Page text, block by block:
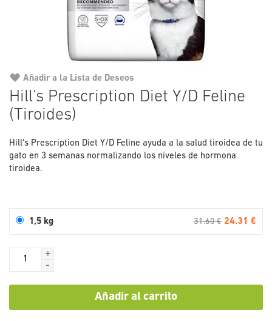
Hill's Prescription Diet Y/D Feline
(Tiroides)
Hill's Prescription Diet Y/D Feline ayuda a la salud tiroidea de tu
gato en 3 semanas normalizando los niveles de hormona
tiroidea.
1,5 kg 31.60 € 24.31 €
+
-
Añadir al carrito
Añadir a la Lista de Deseos
al
galería